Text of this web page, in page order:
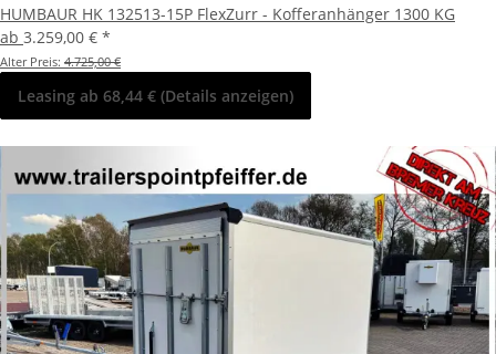
HUMBAUR HK 132513-15P FlexZurr - Kofferanhänger 1300 KG
ab 3.259,00 € *
Alter Preis: 4.725,00 €
Leasing ab 68,44 € (Details anzeigen)